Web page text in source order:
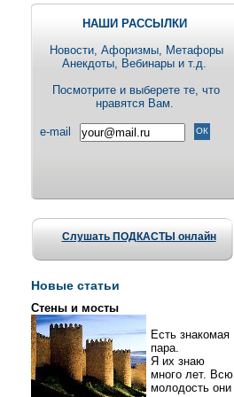
НАШИ РАССЫЛКИ
Новости, Aфоризмы, Метафоры
Анекдоты, Вебинары и т.д.
Посмотрите и выберете те, что
нравятся Вам.
e-mail
Слушать ПОДКАСТЫ онлайн
Новые статьи
Стены и мосты
Есть знакомая
пара.
Я их знаю
много лет. Всю
молодость они